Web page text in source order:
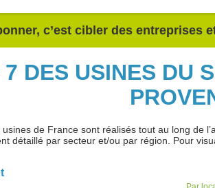
c’est cibler des
7 DES USINES DU
de France sont réalisés tout au long de
détaillé par secteur et/ou par région. Pour